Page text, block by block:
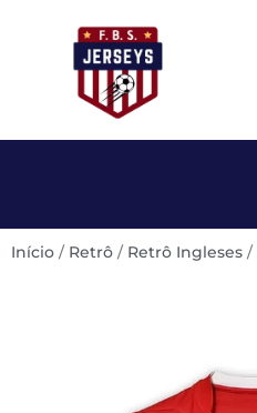
Início / Retrô / Retrô Ingleses /